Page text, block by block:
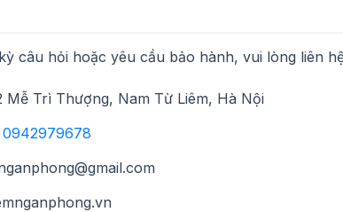
câu hỏi hoặc yêu cầu bảo hành, vui lòng liên
Mễ Trì Thượng, Nam Từ Liêm, Hà Nội
0942979678